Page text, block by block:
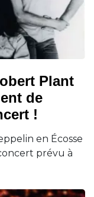
Plant
de
!
en Écosse
prévu à